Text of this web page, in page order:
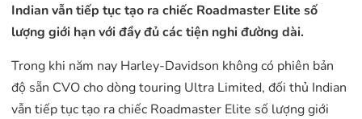
Indian vẫn tiếp tục tạo ra chiếc Roadmaster Elite số
lượng giới hạn với đầy đủ các tiện nghi đường dài.
Trong khi năm nay Harley-Davidson không có phiên bản
độ sẵn CVO cho dòng touring Ultra Limited, đối thủ Indian
vẫn tiếp tục tạo ra chiếc Roadmaster Elite số lượng giới